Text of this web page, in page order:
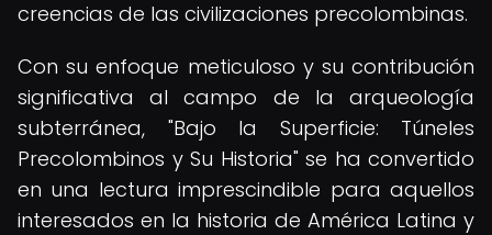
creencias de las civilizaciones precolombinas.
Con su enfoque meticuloso y su contribución
significativa al campo de la arqueología
subterránea, "Bajo la Superficie: Túneles
Precolombinos y Su Historia" se ha convertido
en una lectura imprescindible para aquellos
interesados en la historia de América Latina y